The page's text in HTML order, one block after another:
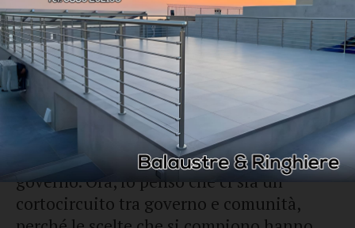
«Le dimissioni - ha spiegato
Andrea
Patruno- avevano uno scopo: lanciare un
segnale d’allarme all’indirizzo di chi
governa, perché l’azione amministrativa è
fatta di atti pubblici e questi devono
essere condivisi. Se manca la condivisione,
manca il presupposto che presiede il
governo. Ora, io penso che ci sia un
cortocircuito tra governo e comunità,